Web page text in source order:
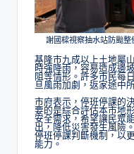
謝國樑視察抽水站防颱
基隆市九成以上土地屬
時強降雨，容易造成邊
阻等情形。許多市民每
旦風雨加劇，返家途中
市府表示，停班停課的
要的是綜合評估本市地
安全需求，希望讓民眾
出，降低災害發生風險
停班停課判斷機制，以
能力。